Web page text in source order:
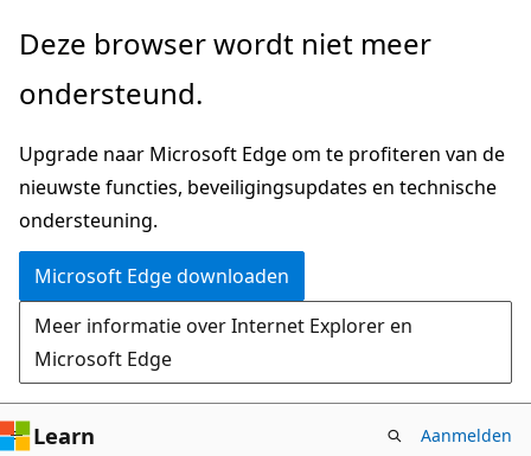
Naar
gaan
Deze browser wordt niet meer
ondersteund.
Upgrade naar Microsoft Edge om te profiteren van de
nieuwste functies, beveiligingsupdates en technische
ondersteuning.
Microsoft Edge downloaden
Meer informatie over Internet Explorer en
Microsoft Edge
Learn Aanmelden